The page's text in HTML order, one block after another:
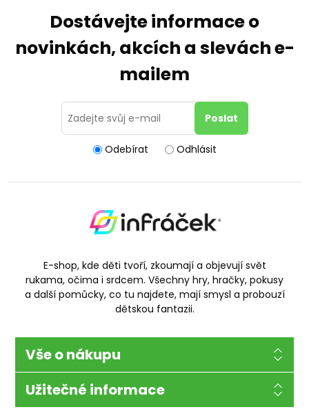
Dostávejte informace o
novinkách, akcích a slevách e-
mailem
Odebírat Odhlásit
E-shop, kde děti tvoří, zkoumají a objevují svět
rukama, očima i srdcem. Všechny hry, hračky, pokusy
a další pomůcky, co tu najdete, mají smysl a probouzí
dětskou fantazii.
Vše o nákupu
Užitečné informace